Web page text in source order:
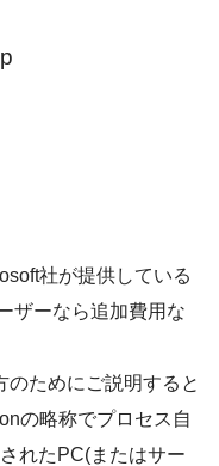
社が提供している
ザーなら追加費用な
のためにご説明すると
の略称でプロセス自
れたPC(またはサー